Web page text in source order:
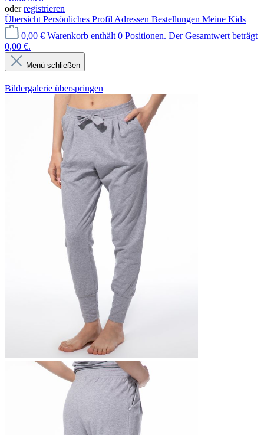
oderregistrieren
Übersicht Persönliches Profil Adressen Bestellungen Meine Kids
0,00 € Warenkorb enthält 0 Positionen. Der Gesamtwert beträgt
0,00 €.
Menü schließen
Bildergalerie überspringen